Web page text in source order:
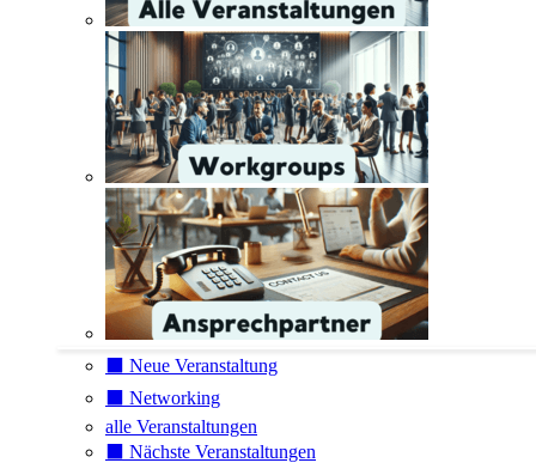
⬛️ Neue Veranstaltung
⬛️ Networking
alle Veranstaltungen
⬛️ Nächste Veranstaltungen